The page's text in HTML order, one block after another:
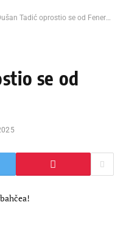
Tadić oprostio se od Fenerbahčea!
se od